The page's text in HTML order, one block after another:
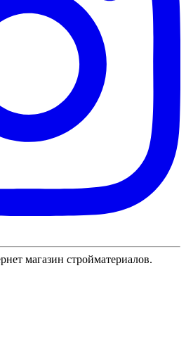
магазин стройматериалов.